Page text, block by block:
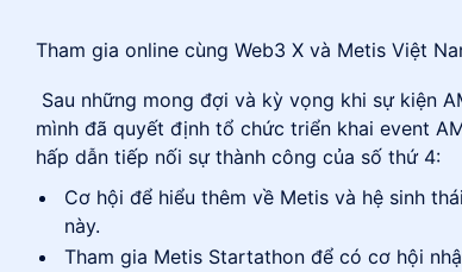
Tham gia online cùng Web3 X và Metis Việt
Sau những mong đợi và kỳ vọng khi sự kiện
mình đã quyết định tổ chức triển khai event
hấp dẫn tiếp nối sự thành công của số thứ 4:
​Cơ hội để hiểu thêm về Metis và hệ sinh
này.
Tham gia Metis Startathon để có cơ hội